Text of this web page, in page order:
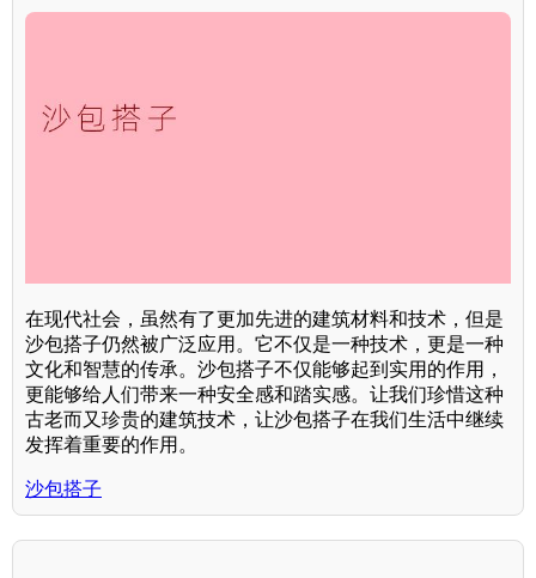
在现代社会，虽然有了更加先进的建筑材料和技术，但是
沙包搭子仍然被广泛应用。它不仅是一种技术，更是一种
文化和智慧的传承。沙包搭子不仅能够起到实用的作用，
更能够给人们带来一种安全感和踏实感。让我们珍惜这种
古老而又珍贵的建筑技术，让沙包搭子在我们生活中继续
发挥着重要的作用。
沙包搭子